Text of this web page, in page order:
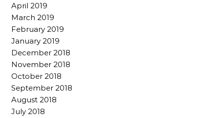
April 2019
March 2019
February 2019
January 2019
December 2018
November 2018
October 2018
September 2018
August 2018
July 2018